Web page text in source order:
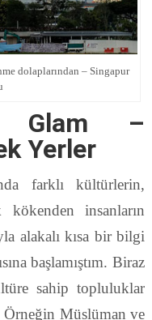
dolaplarından – Singapur
Glam –
Yerler
farklı kültürlerin,
insanların
alakalı kısa bir bilgi
başlamıştım. Biraz
sahip topluluklar
Örneğin Müslüman ve